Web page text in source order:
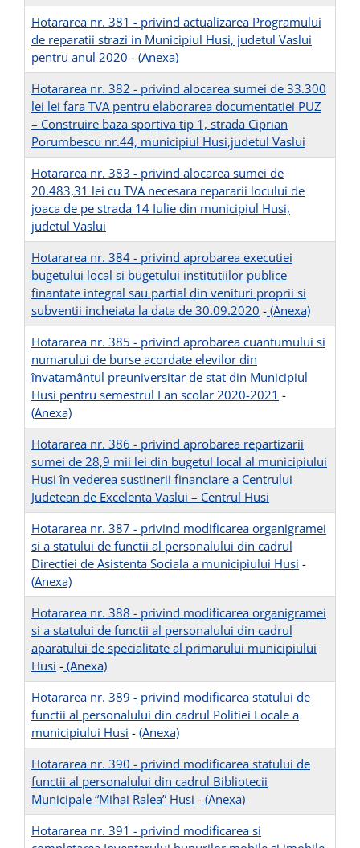
Hotararea nr. 381 - privind actualizarea Programului
de reparatii strazi in Municipiul Husi, judetul Vaslui
pentru anul 2020 - (Anexa)
Hotararea nr. 382 - privind alocarea sumei de 33.300
lei lei fara TVA pentru elaborarea documentatiei PUZ
– Construire baza sportiva tip 1, strada Ciprian
Porumbescu nr.44, municipiul Husi,judetul Vaslui
Hotararea nr. 383 - privind alocarea sumei de
20.483,31 lei cu TVA necesara repararii locului de
joaca de pe strada 14 Iulie din municipiul Husi,
judetul Vaslui
Hotararea nr. 384 - privind aprobarea executiei
bugetului local si bugetului institutiilor publice
finantate integral sau partial din venituri proprii si
subventii incheiata la data de 30.09.2020 - (Anexa)
Hotararea nr. 385 - privind aprobarea cuantumului si
numarului de burse acordate elevilor din
învatamântul preuniversitar de stat din Municipiul
Husi pentru semestrul I an scolar 2020-2021 -
(Anexa)
Hotararea nr. 386 - privind aprobarea repartizarii
sumei de 28,9 mii lei din bugetul local al municipiului
Husi în vederea sustinerii financiare a Centrului
Judetean de Excelenta Vaslui – Centrul Husi
Hotararea nr. 387 - privind modificarea organigramei
si a statului de functii al personalului din cadrul
Directiei de Asistenta Sociala a municipiului Husi -
(Anexa)
Hotararea nr. 388 - privind modificarea organigramei
si a statului de functii al personalului din cadrul
aparatului de specialitate al primarului municipiului
Husi - (Anexa)
Hotararea nr. 389 - privind modificarea statului de
functii al personalului din cadrul Politiei Locale a
municipiului Husi - (Anexa)
Hotararea nr. 390 - privind modificarea statului de
functii al personalului din cadrul Bibliotecii
Municipale “Mihai Ralea” Husi - (Anexa)
Hotararea nr. 391 - privind modificarea si